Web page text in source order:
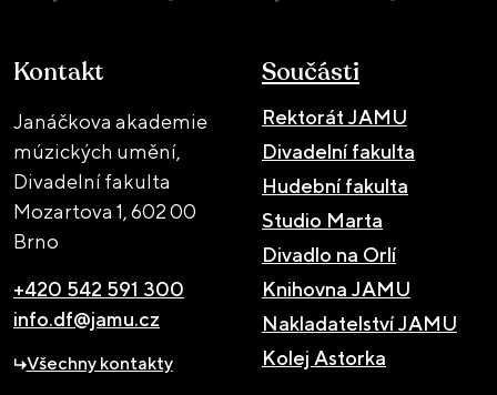
Kontakt
Janáčkova akademie
múzických umění,
Divadelní fakulta
Mozartova 1,602 00
Brno
+420 542 591 300
info.df@jamu.cz
Všechny kontakty
Součásti
Rektorát JAMU
Divadelní fakulta
Hudební fakulta
Studio Marta
Divadlo na Orlí
Knihovna JAMU
Nakladatelství JAMU
Kolej Astorka